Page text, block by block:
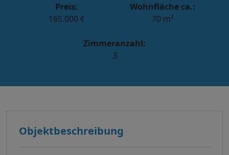
Preis:
165.000 €
Wohnfläche ca.:
70 m²
Zimmeranzahl:
3
Objektbeschreibung